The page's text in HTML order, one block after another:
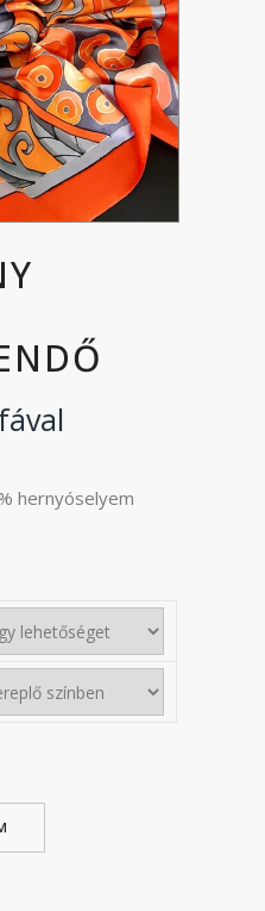
hernyóselyem